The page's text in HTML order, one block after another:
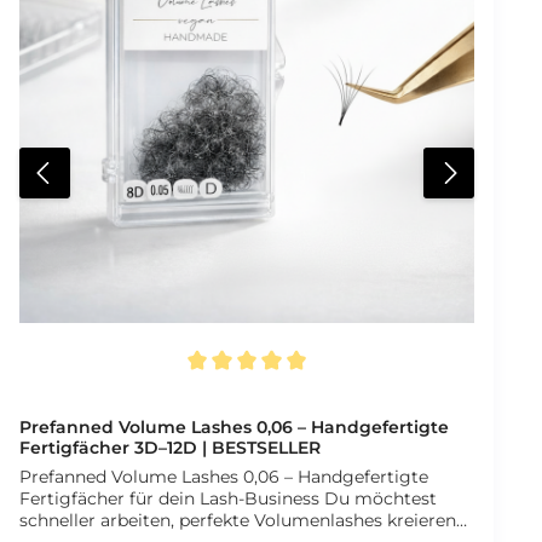
Seidenmatte Oberfläche für natürliches Finish
Tiefschwarze Farbe bis in die Spitzen Müheloses
Entnehmen vom Streifen Aufdruck von Länge Stärke
und Curl auf jedem Streifen Integrierter
Wimpernkompass auf der Rückseite Optimaler Curl
für ausdrucksstarke Ergebnisse 16 Reihen pro Tray
Verfügbare Varianten Stärken 0,03 mm 0,05 mm 0,07
mm 0,10 mm Biegungen B C D DD Längen 7 mm bis
14 mm Streifenbreite 1,5 mm Für professionelle
Volumen Stylings mit maximaler Gestaltungsfreiheit.
Prefanned Volume Lashes 0,06 – Handgefertigte
Fertigfächer 3D–12D | BESTSELLER
Prefanned Volume Lashes 0,06 – Handgefertigte
Fertigfächer für dein Lash-Business Du möchtest
schneller arbeiten, perfekte Volumenlashes kreieren